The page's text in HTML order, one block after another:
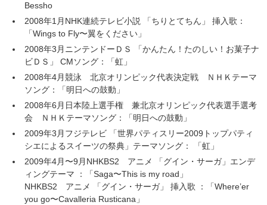
Bessho
2008年1月NHK連続テレビ小説 「ちりとてちん」 挿入歌：
「Wings to Fly〜翼をください」
2008年3月ニンテンドーＤＳ 「かんたん！たのしい！お菓子ナ
ビＤＳ」 CMソング：「虹」
2008年4月競泳 北京オリンピック代表決定戦 ＮＨＫテーマ
ソング：「明日への鼓動」
2008年6月日本陸上選手権 兼北京オリンピック代表選手選考
会 ＮＨＫテーマソング：「明日への鼓動」
2009年3月フジテレビ 「世界パティスリー2009トップパティ
シエによるスイーツの祭典」テーマソング： 「虹」
2009年4月〜9月NHKBS2 アニメ 「グイン・サーガ」エンデ
ィングテーマ ：「Saga〜This is my road」
NHKBS2 アニメ 「グイン・サーガ」 挿入歌 ：「Where’er
you go〜Cavalleria Rusticana」